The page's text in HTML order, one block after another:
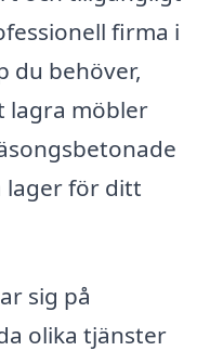
firma i
du behöver,
lagra möbler
lager för ditt
sig på
olika tjänster